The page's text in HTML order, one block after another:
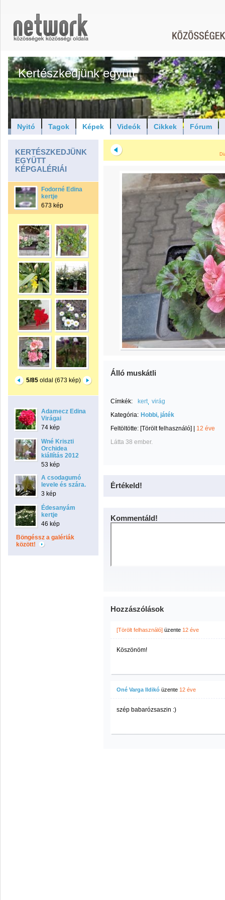
Kertészkedjünk együtt
Nyitó Tagok Képek Videók Cikkek Fórum
KERTÉSZKEDJÜNK
EGYÜTT
KÉPGALÉRIÁI
Fodorné Edina
kertje
673 kép
5/85oldal (673 kép)
Adamecz Edina
Virágai
74 kép
Wné Kriszti
Orchidea
kiállítás 2012
53 kép
A csodagumó
levele és szára.
3 kép
Édesanyám
kertje
46 kép
Böngéssz a galériák
között!
Álló muskátli
Címkék: kert virág
Kategória: Hobbi, játék
Feltöltötte: [Törölt felhasználó]
12 éve
Látta 38 ember.
Értékeld!
Kommentáld!
Hozzászólások
[Törölt felhasználó] üzente 12 éve
Köszönöm!
Oné Varga Ildikó üzente 12 éve
szép babarózsaszin :)